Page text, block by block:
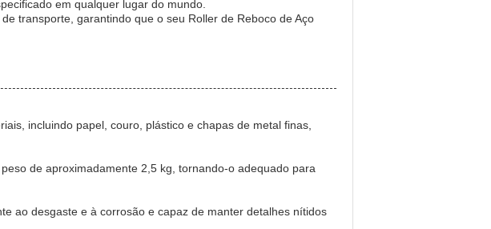
em qualquer lugar do mundo.
transporte, garantindo que o seu Roller de Reboco de Aço
incluindo papel, couro, plástico e chapas de metal finas,
de aproximadamente 2,5 kg, tornando-o adequado para
ao desgaste e à corrosão e capaz de manter detalhes nítidos